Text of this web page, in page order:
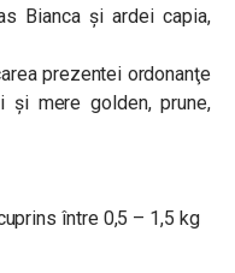
Bianca şi ardei capia,
prezentei ordonanţe
şi mere golden, prune,
între 0,5 – 1,5 kg